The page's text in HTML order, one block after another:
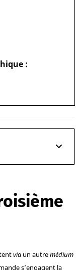
viaun autremédium
s’engagent la